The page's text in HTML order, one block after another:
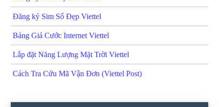
Đăng ký Sim Số Đẹp Viettel
Bảng Giá Cước Internet Viettel
Lắp đặt Năng Lượng Mặt Trời Viettel
Cách Tra Cứu Mã Vận Đơn (Viettel Post)